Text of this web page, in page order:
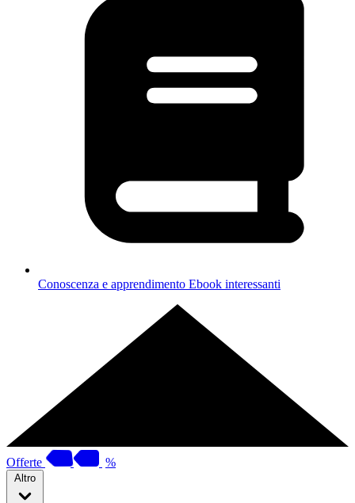
Conoscenza e apprendimento Ebook interessanti
Offerte %
Altro